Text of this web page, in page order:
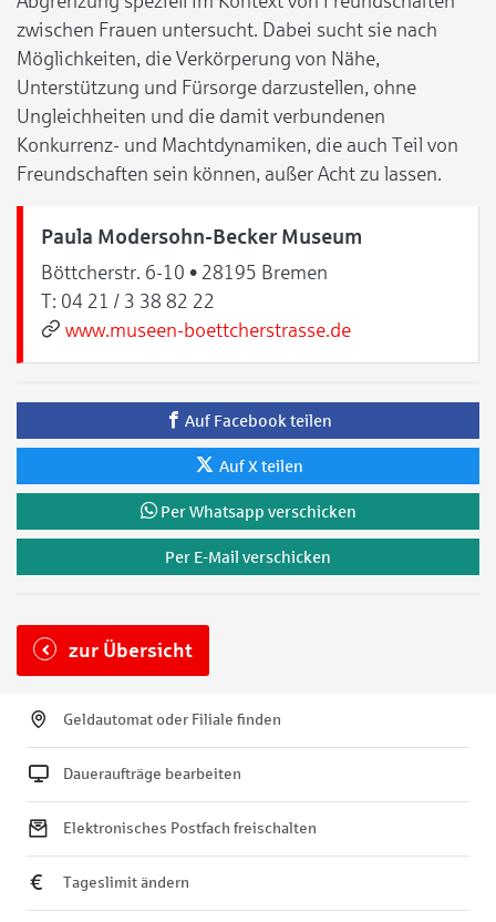
zwischen Frauen untersucht. Dabei sucht sie nach
Möglichkeiten, die Verkörperung von Nähe,
Unterstützung und Fürsorge darzustellen, ohne
Ungleichheiten und die damit verbundenen
Konkurrenz- und Machtdynamiken, die auch Teil von
Freundschaften sein können, außer Acht zu lassen.
Paula Modersohn-Becker Museum
Böttcherstr. 6-10 • 28195 Bremen
T: 04 21 / 3 38 82 22
www.museen-boettcherstrasse.de
Auf Facebook teilen
Auf X teilen
Per Whatsapp verschicken
Per E-Mail verschicken
zur Übersicht
Geldautomat oder Filiale finden
Daueraufträge bearbeiten
Elektronisches Postfach freischalten
Tageslimit ändern